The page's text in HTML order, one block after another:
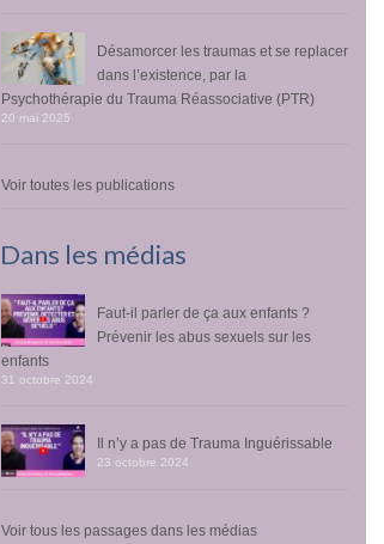
URAMEL : Projet de Formation de
médecins et Psychosociaux avec
participation des victimes au traitement
RAPPORT de l’URAMEL (Unité de Recherche
Désamorcer les traumas et se replacer
dans l’existence, par la
Psychothérapie du Trauma Réassociative (PTR)
20 mai 2025
Voir toutes les publications
Dans les médias
Faut-il parler de ça aux enfants ?
Prévenir les abus sexuels sur les
enfants
31 octobre 2024
Il n’y a pas de Trauma Inguérissable
23 octobre 2024
Voir tous les passages dans les médias